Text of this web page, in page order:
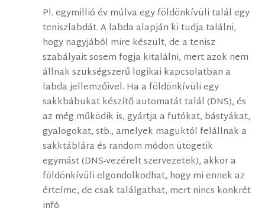
Pl. egymillió év múlva egy földönkívüli talál egy
teniszlabdát. A labda alapján ki tudja találni,
hogy nagyjából mire készült, de a tenisz
szabályait sosem fogja kitalálni, mert azok nem
állnak szükségszerű logikai kapcsolatban a
labda jellemzőivel. Ha a földönkívüli egy
sakkbábukat készítő automatát talál (DNS), és
az még működik is, gyártja a futókat, bástyákat,
gyalogokat, stb., amelyek maguktól felállnak a
sakktáblára és random módon ütögetik
egymást (DNS-vezérelt szervezetek), akkor a
földönkívüli elgondolkodhat, hogy mi ennek az
értelme, de csak találgathat, mert nincs konkrét
infó.